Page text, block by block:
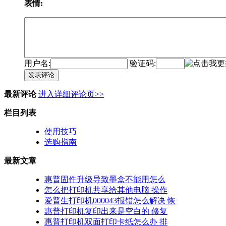
表情:
用户名: 验证码:
发表评论
最新评论 进入详细评论页>>
栏目列表
使用技巧
选购指南
最新文章
惠普固件升级导致墨盒不能用怎么
怎么把打印机共享给其他电脑 操作
爱普生打印机000043报错怎么解决 恢
惠普打印机复印出来是空白的 修复
惠普打印机双面打印卡纸怎么办 排